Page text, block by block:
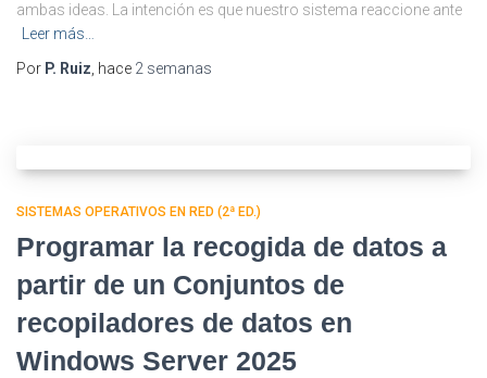
ambas ideas. La intención es que nuestro sistema reaccione ante
Leer más…
Por P. Ruiz, hace 2 semanas
SISTEMAS OPERATIVOS EN RED (2ª ED.)
Programar la recogida de datos a
partir de un Conjuntos de
recopiladores de datos en
Windows Server 2025